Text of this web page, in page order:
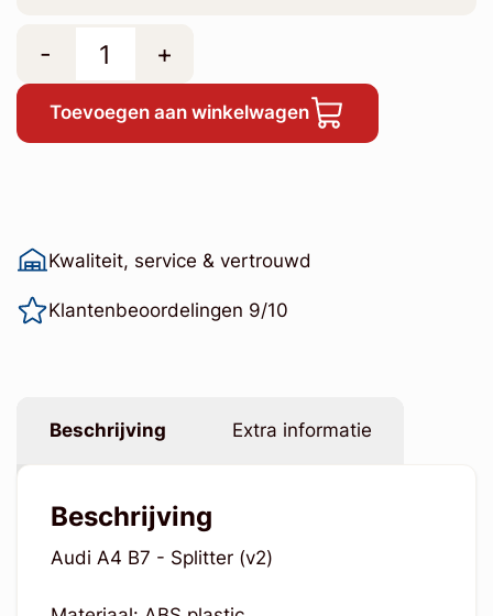
- +
Toevoegen aan winkelwagen
Kwaliteit, service & vertrouwd
Klantenbeoordelingen 9/10
Beschrijving Extra informatie
Beschrijving
Audi A4 B7 - Splitter (v2)